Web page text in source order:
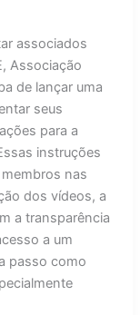
associados
Associação
de lançar uma
seus
para a
instruções
nas
dos vídeos, a
a transparência
a um
passo como